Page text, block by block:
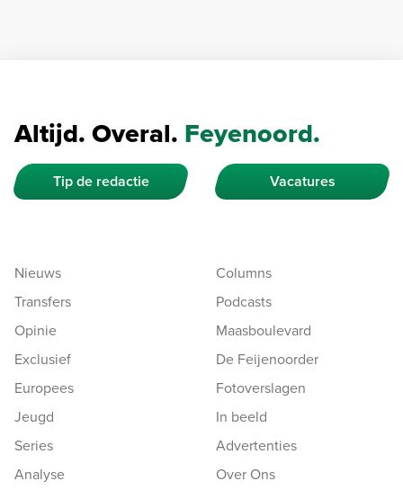
Altijd. Overal. Feyenoord.
Tip de redactie Vacatures
Nieuws
Transfers
Opinie
Exclusief
Europees
Jeugd
Series
Analyse
Columns
Podcasts
Maasboulevard
De Feijenoorder
Fotoverslagen
In beeld
Advertenties
Over Ons